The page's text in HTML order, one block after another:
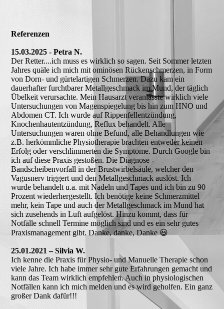
Referenzen
15.03.2025 - Petra N.
Der Retter....ich muss es wirklich so sagen. Seit Sommer letzten
Jahres quäle ich mich mit ominösen Rückenschmerzen, in Form
von Dorn- und gürtelartigen Schmerzen. Dazu kam ein
dauerhafter furchtbarer Metallgeschmack im Mund, der täglich
Übelkeit verursachte. Mein Hausarzt veranlasste wirklich viele
Untersuchungen von Magenspiegelung bis hin zum HNO und
Abdomen CT. Ich wurde auf Rippenfellentzündung,
Knochenhautentzündung, Reflux behandelt. Alle
Untersuchungen waren ohne Befund, alle Behandlungen wie
z.B. herkömmliche Physiotherapie brachten entweder keinen
Erfolg oder verschlimmerten die Symptome. Durch Google bin
ich auf diese Praxis gestoßen. Die Diagnose -
Bandscheibenvorfall in der Brustwirbelsäule, welcher den
Vagusnerv triggert und den Metallgeschmack auslöst. Ich
wurde behandelt u.a. mit Nadeln und Tapes und ich bin zu 90
Prozent wiederhergestellt. Ich benötige keine Schmerzmittel
mehr, kein Tape und auch der Metallgeschmack im Mund hat
sich zusehends in Luft aufgelöst. Hinzu kommt, dass für
Notfälle schnell Termine möglich sind und es ein sehr gutes
Praxismanagement gibt. Danke, danke, Danke 😃
25.01.2021 – Silvia W.
Ich kenne die Praxis für Physio- und Manuelle Therapie schon
viele Jahre. Ich habe immer sehr gute Erfahrungen gemacht und
kann das Team wirklich empfehlen. Auch in physiologischen
Notfällen kann ich mich melden und es wird geholfen. Ein ganz
großer Dank dafür!!!